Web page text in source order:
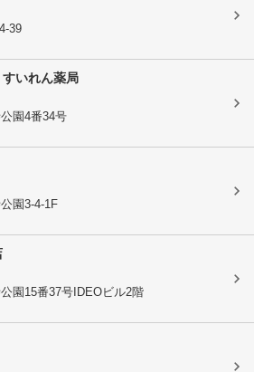
39
いれん薬局
園4番34号
園3-4-1F
園15番37号IDEOビル2階